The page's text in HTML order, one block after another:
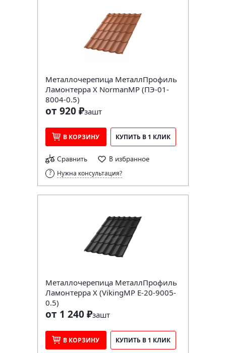
Металлочерепица МеталлПрофиль
Ламонтерра X NormanMP (ПЭ-01-
8004-0.5)
от 920 ₽зашт
В КОРЗИНУ КУПИТЬ В 1 КЛИК
Сравнить В избранное
Нужна консультация?
Металлочерепица МеталлПрофиль
Ламонтерра X (VikingMP E-20-9005-
0.5)
от 1 240 ₽зашт
В КОРЗИНУ КУПИТЬ В 1 КЛИК